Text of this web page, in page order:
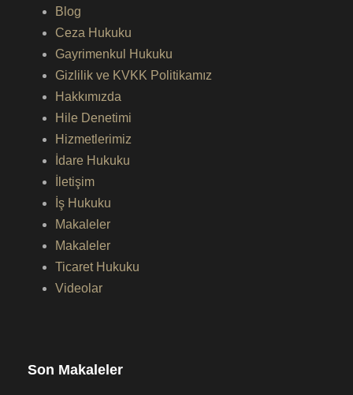
Blog
Ceza Hukuku
Gayrimenkul Hukuku
Gizlilik ve KVKK Politikamız
Hakkımızda
Hile Denetimi
Hizmetlerimiz
İdare Hukuku
İletişim
İş Hukuku
Makaleler
Makaleler
Ticaret Hukuku
Videolar
Son Makaleler